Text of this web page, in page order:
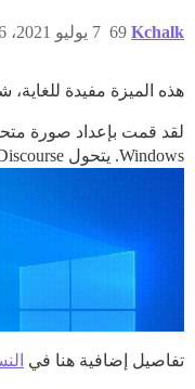
Kchalk 7 يوليو 2021، 2:26ص 69
هذه الميزة مفيدة
Windows. يتحول Discourse فورًا، أسرع من نظام التشغيل نفسه
تفاصيل إضافية هنا في